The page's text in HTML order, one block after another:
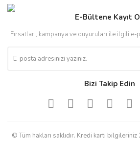
E-Bültene Kayıt
Fırsatları, kampanya ve duyuruları ile ilgili
Bizi Takip Edin
© Tüm hakları saklıdır. Kredi kartı